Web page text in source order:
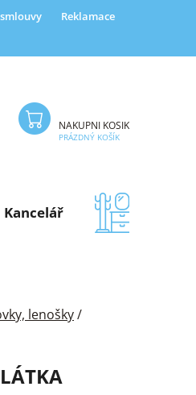
Reklamace
NÁKUPNÍ KOŠÍK
PRÁZDNÝ KOŠÍK
Kancelář
lenošky/